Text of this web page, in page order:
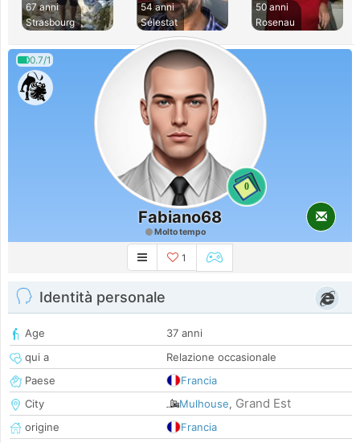
67 anni
Strasbourg
54 anni
Sélestat
50 anni
Rosenau
0.7/1
0
Fabiano68
Molto tempo
1
Identità personale
Age
37 anni
qui a
Relazione occasionale
Paese
Francia
City
Mulhouse, Grand Est
origine
Francia